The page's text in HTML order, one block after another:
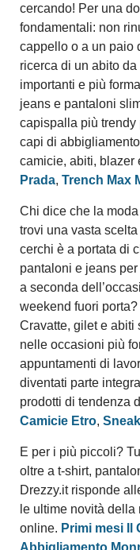
cercando! Per una
fondamentali: non
cappello o a un paio
ricerca di un abito
importanti e più
jeans e pantaloni
capispalla più trendy
capi di
camicie, abiti, blazer
Prada, Trench Max
Chi dice che la
trovi una vasta
cerchi è a portata di
pantaloni e jeans
a seconda
weekend fuori
Cravatte, gilet e abiti
nelle occasioni più
appuntamenti di
diventati parte
prodotti di tendenza
Camicie Etro,
E per i più piccoli?
oltre a t-shirt,
Drezzy.it risponde
le ultime novità
online. Primi mesi Il
Abbigliamento